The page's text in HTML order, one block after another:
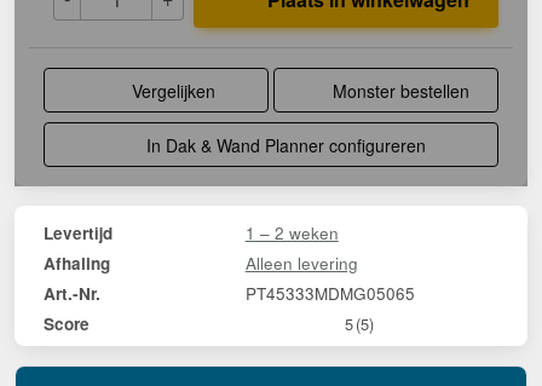
Vergelijken Monster bestellen
In Dak & Wand Planner configureren
Levertijd 1 – 2 weken
Afhaling Alleen levering
Art.-Nr. PT45333MDMG05065
Score 5(5)